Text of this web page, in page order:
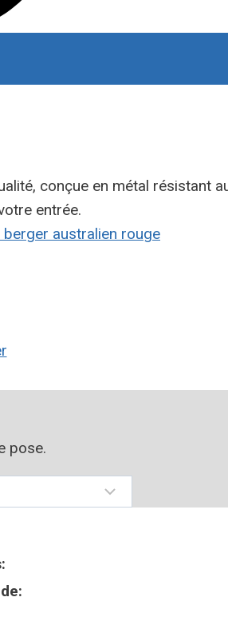
conçue en métal résistant
entrée.
australien rouge
pose.